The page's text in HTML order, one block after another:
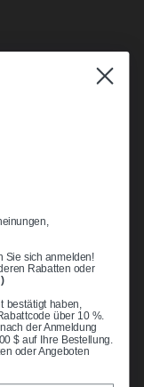
Sie sich anmelden!
Rabatten oder
)
bestätigt haben,
über 10 %.
der Anmeldung
$ auf Ihre Bestellung.
oder Angeboten